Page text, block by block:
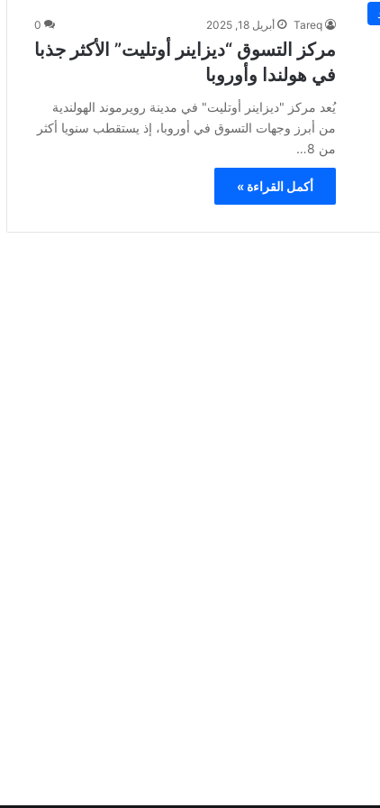
Tareq أبريل 18, 2025 0
مركز التسوق “ديزاينر أوتليت” الأكثر جذبا
في هولندا وأوروبا
يُعد مركز "ديزاينر أوتليت" في مدينة رويرموند الهولندية
من أبرز وجهات التسوق في أوروبا، إذ يستقطب سنويا أكثر
من 8…
أكمل القراءة »